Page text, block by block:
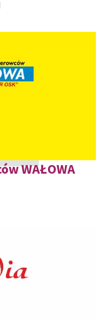
WAŁOWA